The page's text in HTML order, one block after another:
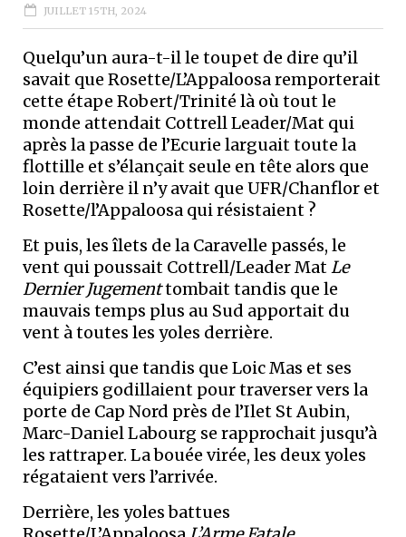
JUILLET 15TH, 2024
Quelqu’un aura-t-il le toupet de dire qu’il
savait que Rosette/L’Appaloosa remporterait
cette étape Robert/Trinité là où tout le
monde attendait Cottrell Leader/Mat qui
après la passe de l’Ecurie larguait toute la
flottille et s’élançait seule en tête alors que
loin derrière il n’y avait que UFR/Chanflor et
Rosette/l’Appaloosa qui résistaient ?
Et puis, les îlets de la Caravelle passés, le
vent qui poussait Cottrell/Leader MatLe
Dernier Jugementtombait tandis que le
mauvais temps plus au Sud apportait du
vent à toutes les yoles derrière.
C’est ainsi que tandis que Loic Mas et ses
équipiers godillaient pour traverser vers la
porte de Cap Nord près de l’Ilet St Aubin,
Marc-Daniel Labourg se rapprochait jusqu’à
les rattraper. La bouée virée, les deux yoles
régataient vers l’arrivée.
Derrière, les yoles battues